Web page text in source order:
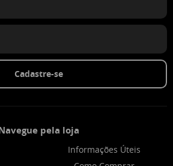
Cadastre-se
pela loja
Informações Úteis